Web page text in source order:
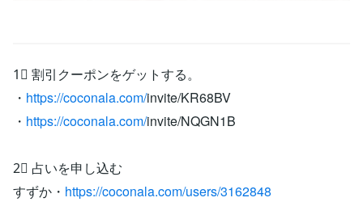
1⃣ 割引クーポンをゲットする。
・ https://coconala.com/invite/KR68BV
・ https://coconala.com/invite/NQGN1B
2⃣ 占いを申し込む
すずか・ https://coconala.com/users/3162848